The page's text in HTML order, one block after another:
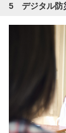
5 デジタル防